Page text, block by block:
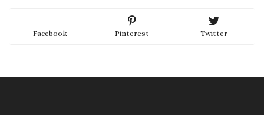
Facebook Pinterest Twitter